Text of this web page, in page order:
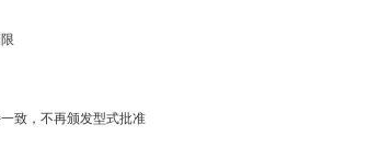
致，不再颁发型式批准